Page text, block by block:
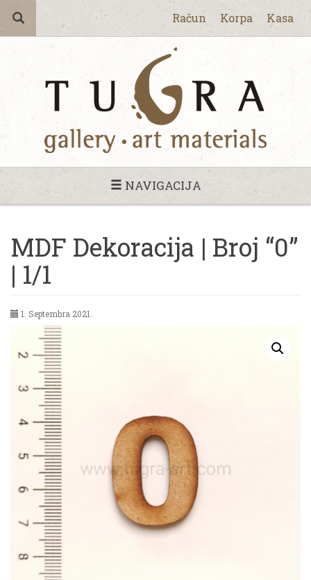
Račun Korpa Kasa
NAVIGACIJA
MDF Dekoracija | Broj “0”
| 1/1
1. Septembra 2021.